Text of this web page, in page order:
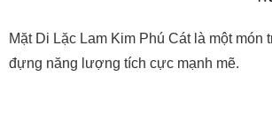
Mặt Di Lặc Lam Kim Phú Cát là một món
đựng năng lượng tích cực mạnh mẽ.